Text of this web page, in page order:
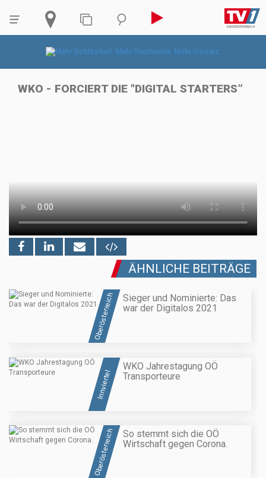
WKO - FORCIERT DIE "DIGITAL STARTERS”
ÄHNLICHE BEITRÄGE
Oberösterreich
Sieger und Nominierte: Das
war der Digitalos 2021
Innviertel
WKO Jahrestagung OÖ
Transporteure
Oberösterreich
So stemmt sich die OÖ
Wirtschaft gegen Corona.